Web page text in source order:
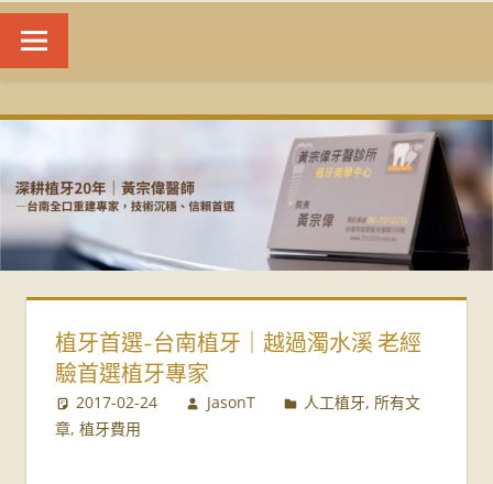
台
南
植
牙
|
黃
宗
植牙首選-台南植牙｜越過濁水溪 老經
驗首選植牙專家
2017-02-24 JasonT 人工植牙, 所有文
章, 植牙費用